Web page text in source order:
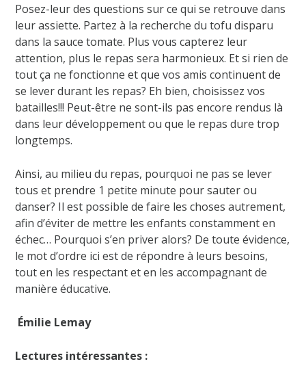
Posez-leur des questions sur ce qui se retrouve dans
leur assiette. Partez à la recherche du tofu disparu
dans la sauce tomate. Plus vous capterez leur
attention, plus le repas sera harmonieux. Et si rien de
tout ça ne fonctionne et que vos amis continuent de
se lever durant les repas? Eh bien, choisissez vos
batailles!!! Peut-être ne sont-ils pas encore rendus là
dans leur développement ou que le repas dure trop
longtemps.
Ainsi, au milieu du repas, pourquoi ne pas se lever
tous et prendre 1 petite minute pour sauter ou
danser? Il est possible de faire les choses autrement,
afin d’éviter de mettre les enfants constamment en
échec… Pourquoi s’en priver alors? De toute évidence,
le mot d’ordre ici est de répondre à leurs besoins,
tout en les respectant et en les accompagnant de
manière éducative.
Émilie Lemay
Lectures intéressantes :